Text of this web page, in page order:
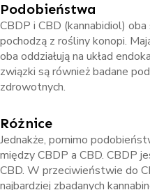
Podobieństwa
CBDP i CBD (kannabidiol)
pochodzą z rośliny konopi.
oba oddziałują na układ
związki są również badane
zdrowotnych.
Różnice
Jednakże, pomimo
między CBDP a CBD. CBDP
CBD. W przeciwieństwie do
najbardziej zbadanych